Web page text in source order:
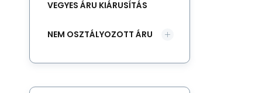
VEGYES ÁRU KIÁRUSÍTÁS
NEM OSZTÁLYOZOTT ÁRU